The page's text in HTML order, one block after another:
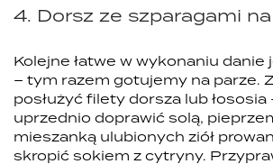
4. Dorsz ze szparagami
Kolejne łatwe w wykonaniu
– tym razem gotujemy na parze.
posłużyć filety dorsza lub
uprzednio doprawić solą,
mieszanką ulubionych ziół
skropić sokiem z cytryny.